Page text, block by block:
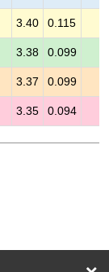
3.40 0.115
3.38 0.099
3.37 0.099
3.35 0.094